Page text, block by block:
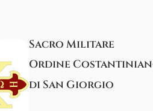
Sacro Militare
Ordine
di San Giorgio